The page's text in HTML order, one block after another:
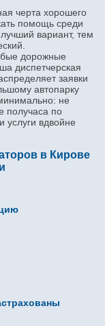
черта хорошего
помощь среди
вариант, тем
дорожные
диспетчерская
заявки
автопарку
не
получаса по
услуги вдвойне
в Кирове